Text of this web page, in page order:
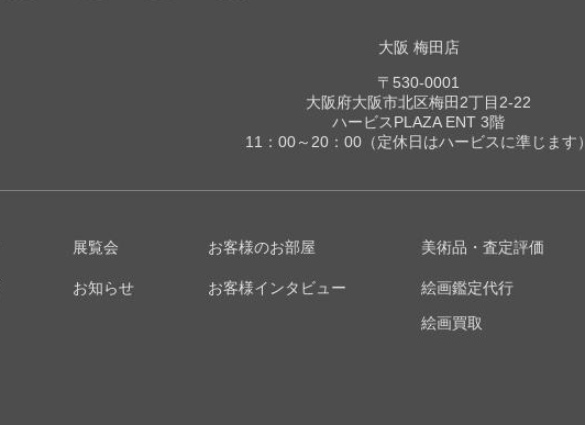
大阪 梅田店
〒530-0001
大阪府大阪市北区梅田2丁目2-22
ハービスPLAZA ENT 3階
11：00～20：00（定休日はハービスに準じます）
展覧会
お知らせ
お客様のお部屋
お客様インタビュー
美術品・査定評価
絵画鑑定代行
絵画買取